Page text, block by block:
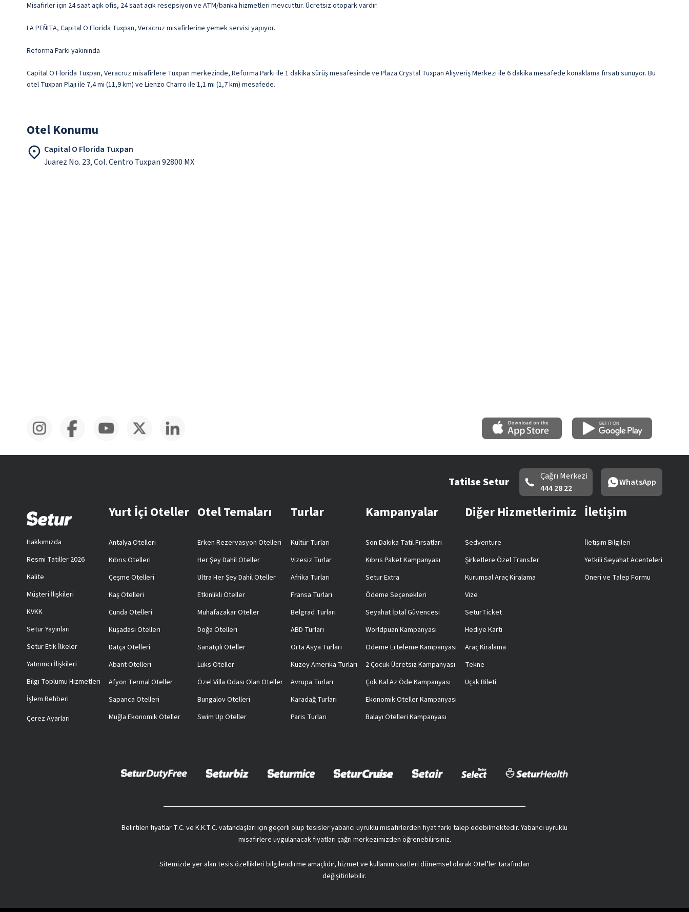
Misafirler için 24 saat açık ofis, 24 saat açık resepsiyon ve ATM/banka hizmetleri mevcuttur. Ücretsiz otopark vardır.
LA PEÑITA, Capital O Florida Tuxpan, Veracruz misafirlerine yemek servisi yapıyor.
Reforma Parkı yakınında
Capital O Florida Tuxpan, Veracruz misafirlere Tuxpan merkezinde, Reforma Parkı ile 1 dakika sürüş mesafesinde ve Plaza Crystal Tuxpan Alışveriş Merkezi ile 6 dakika mesafede konaklama fırsatı sunuyor. Bu
otel Tuxpan Plajı ile 7,4 mi (11,9 km) ve Lienzo Charro ile 1,1 mi (1,7 km) mesafede.
Otel Konumu
Capital O Florida Tuxpan
Juarez No. 23, Col. Centro Tuxpan 92800 MX
Tatilse Setur
Çağrı Merkezi
444 28 22
WhatsApp
Hakkımızda
Resmi Tatiller 2026
Kalite
Müşteri İlişkileri
KVKK
Setur Yayınları
Setur Etik İlkeler
Yatırımcı İlişkileri
Bilgi Toplumu Hizmetleri
İşlem Rehberi
Çerez Ayarları
Yurt İçi Oteller
Antalya Otelleri
Kıbrıs Otelleri
Çeşme Otelleri
Kaş Otelleri
Cunda Otelleri
Kuşadası Otelleri
Datça Otelleri
Abant Otelleri
Afyon Termal Oteller
Sapanca Otelleri
Muğla Ekonomik Oteller
Otel Temaları
Erken Rezervasyon Otelleri
Her Şey Dahil Oteller
Ultra Her Şey Dahil Oteller
Etkinlikli Oteller
Muhafazakar Oteller
Doğa Otelleri
Sanatçılı Oteller
Lüks Oteller
Özel Villa Odası Olan Oteller
Bungalov Otelleri
Swim Up Oteller
Turlar
Kültür Turları
Vizesiz Turlar
Afrika Turları
Fransa Turları
Belgrad Turları
ABD Turları
Orta Asya Turları
Kuzey Amerika Turları
Avrupa Turları
Karadağ Turları
Paris Turları
Kampanyalar
Son Dakika Tatil Fırsatları
Kıbrıs Paket Kampanyası
Setur Extra
Ödeme Seçenekleri
Seyahat İptal Güvencesi
Worldpuan Kampanyası
Ödeme Erteleme Kampanyası
2 Çocuk Ücretsiz Kampanyası
Çok Kal Az Öde Kampanyası
Ekonomik Oteller Kampanyası
Balayı Otelleri Kampanyası
Diğer Hizmetlerimiz
Sedventure
Şirketlere Özel Transfer
Kurumsal Araç Kiralama
Vize
SeturTicket
Hediye Kartı
Araç Kiralama
Tekne
Uçak Bileti
İletişim
İletişim Bilgileri
Yetkili Seyahat Acenteleri
Öneri ve Talep Formu
Belirtilen fiyatlar T.C. ve K.K.T.C. vatandaşları için geçerli olup tesisler yabancı uyruklu misafirlerden fiyat farkı talep edebilmektedir. Yabancı uyruklu
misafirlere uygulanacak fiyatları çağrı merkezimizden öğrenebilirsiniz.
Sitemizde yer alan tesis özellikleri bilgilendirme amaçlıdır, hizmet ve kullanım saatleri dönemsel olarak Otel’ler tarafından
değişitirilebilir.